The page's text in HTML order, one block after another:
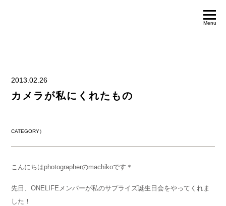
Menu
2013.02.26
カメラが私にくれたもの
CATEGORY）
こんにちはphotographerのmachikoです＊
先日、ONELIFEメンバーが私のサプライズ誕生日会をやってくれま
した！